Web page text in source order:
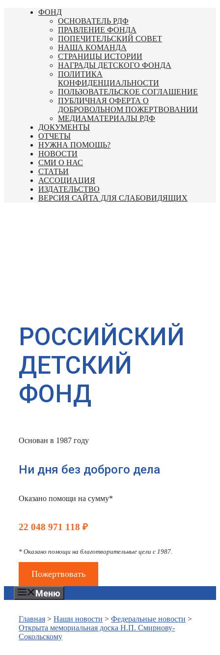
Перейти
ФОНД
ОСНОВАТЕЛЬ РДФ
ПРАВЛЕНИЕ ФОНДА
ПОПЕЧИТЕЛЬСКИЙ СОВЕТ
НАША КОМАНДА
СТРАНИЦЫ ИСТОРИИ
НАГРАДЫ ДЕТСКОГО ФОНДА
ПОЛИТИКА
КОНФИДЕНЦИАЛЬНОСТИ
ПОЛЬЗОВАТЕЛЬСКОЕ СОГЛАШЕНИЕ
ПУБЛИЧНАЯ ОФЕРТА О
ДОБРОВОЛЬНОМ ПОЖЕРТВОВАНИИ
МЕДИАМАТЕРИАЛЫ РДФ
ДОКУМЕНТЫ
ОТЧЕТЫ
НУЖНА ПОМОЩЬ?
НОВОСТИ
СМИ О НАС
СТАТЬИ
АССОЦИАЦИЯ
ИЗДАТЕЛЬСТВО
ВЕРСИЯ САЙТА ДЛЯ СЛАБОВИДЯЩИХ
РОССИЙСКИЙ
ДЕТСКИЙ
ФОНД
Основан в 1987 году
Ни дня без доброго дела
Оказано помощи на сумму*
22 048 971 118 ₽
* Оказано помощи на благотворительные цели с 1987.
Пожертвовать
Меню
Главная > Наши новости > Федеральные новости >
Открыта мемориальная доска Н.П. Смирнову-
Сокольскому